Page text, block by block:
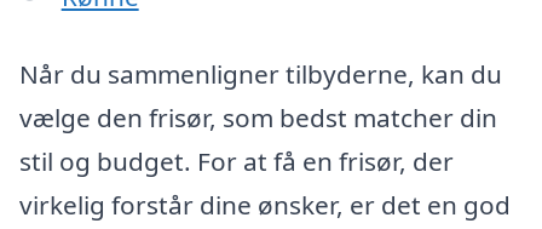
Når du sammenligner tilbyderne, kan du
vælge den frisør, som bedst matcher din
stil og budget. For at få en frisør, der
virkelig forstår dine ønsker, er det en god